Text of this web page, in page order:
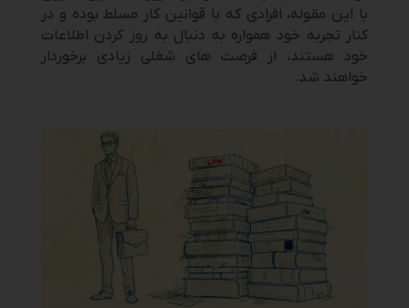
با این مقوله، افرادی که با قوانین کار مسلط بوده و در
کنار تجربه خود همواره به دنبال به روز کردن اطلاعات
خود هستند، از فرصت های شغلی زیادی برخوردار
خواهند شد.